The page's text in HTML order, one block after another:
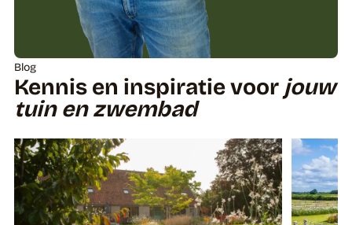
Blog
Kennis en inspiratie voorjouw
tuin en zwembad